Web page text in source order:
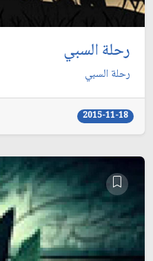
رحلة السبي
رحلة السبي
2015-11-18